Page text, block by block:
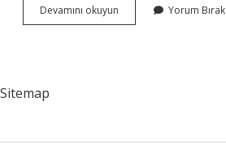
Devamını okuyun
Gandhi
Yorum Bırak
Sitemap